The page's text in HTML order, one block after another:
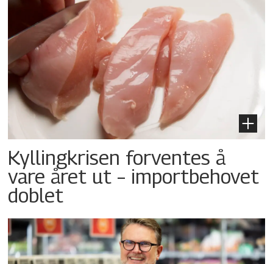
Kyllingkrisen forventes å
vare året ut – importbehovet
doblet